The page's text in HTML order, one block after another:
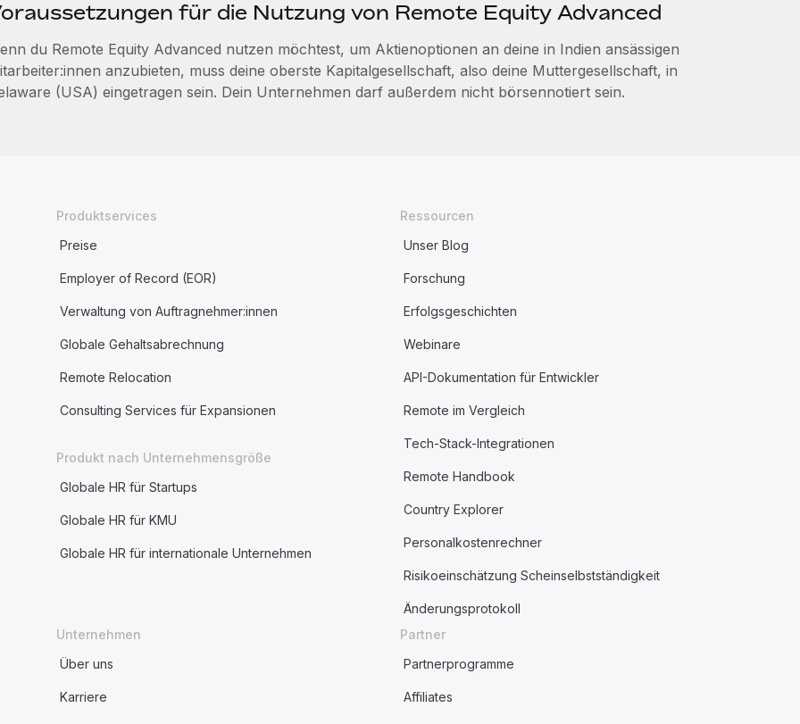
für die Nutzung von Remote Equity Advanced
du Remote Equity Advanced nutzen möchtest, um Aktienoptionen an deine in Indien ansässigen
anzubieten, muss deine oberste Kapitalgesellschaft, also deine Muttergesellschaft, in
(USA) eingetragen sein. Dein Unternehmen darf außerdem nicht börsennotiert sein.
Produktservices
Preise
Employer of Record (EOR)
Verwaltung von Auftragnehmer:innen
Globale Gehaltsabrechnung
Remote Relocation
Consulting Services für Expansionen
Produkt nach Unternehmensgröße
Globale HR für Startups
Globale HR für KMU
Globale HR für internationale Unternehmen
Ressourcen
Unser Blog
Forschung
Erfolgsgeschichten
Webinare
API-Dokumentation für Entwickler
Remote im Vergleich
Tech-Stack-Integrationen
Remote Handbook
Country Explorer
Personalkostenrechner
Risikoeinschätzung Scheinselbstständigkeit
Änderungsprotokoll
Unternehmen
Über uns
Karriere
Partner
Partnerprogramme
Affiliates